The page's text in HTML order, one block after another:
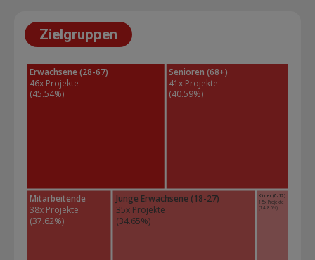
Zielgruppen
Erwachsene (28-67)
46x Projekte
(45.54%)
Senioren (68+)
41x Projekte
(40.59%)
Mitarbeitende
38x Projekte
(37.62%)
Junge Erwachsene (18-27)
35x Projekte
(34.65%)
Kinder (0-12)
15x Projekte
(14.85%)